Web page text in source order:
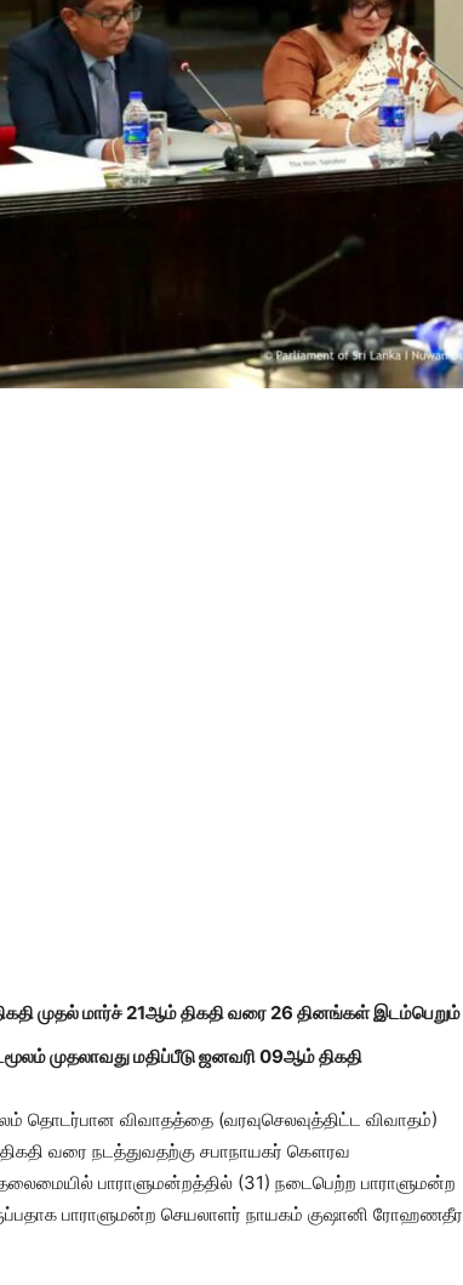
முதல் மார்ச் 21ஆம் திகதி வரை 26 தினங்கள் இடம்பெறும்
முதலாவது மதிப்பீடு ஜனவரி 09ஆம் திகதி
தொடர்பான விவாதத்தை (வரவுசெலவுத்திட்ட விவாதம்)
வரை நடத்துவதற்கு சபாநாயகர் கௌரவ
பாராளுமன்றத்தில் (31) நடைபெற்ற பாராளுமன்ற
பாராளுமன்ற செயலாளர் நாயகம் குஷானி ரோஹணதீர